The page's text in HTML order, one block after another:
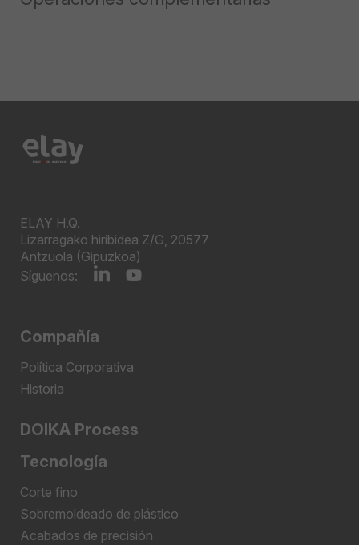
ELAY H.Q.
Lizarragako hiribidea Z/G, 20577
Antzuola (Gipuzkoa)
Síguenos:
Compañía
Política Corporativa
Historia
DOIKA Process
Tecnología
Corte fino
Sobremoldeado de plástico
Acabados de precisión